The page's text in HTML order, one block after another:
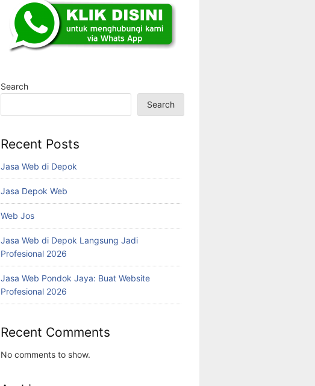
Search
Search
Recent Posts
Jasa Web di Depok
Jasa Depok Web
Web Jos
Jasa Web di Depok Langsung Jadi
Profesional 2026
Jasa Web Pondok Jaya: Buat Website
Profesional 2026
Recent Comments
No comments to show.